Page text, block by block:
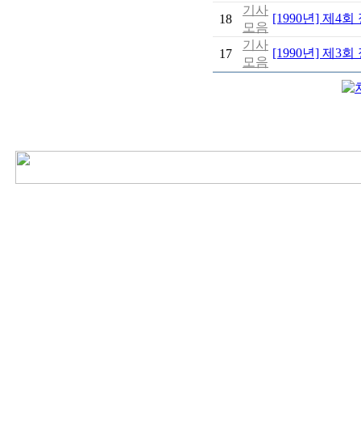
18
기사
모음
[1990년] 제4회
17
기사
모음
[1990년] 제3회